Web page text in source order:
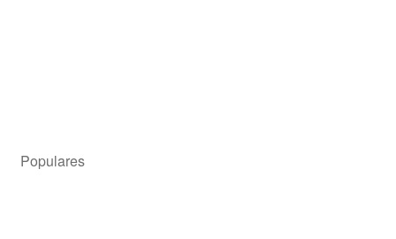
Populares